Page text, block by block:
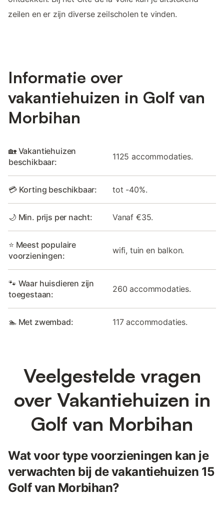
zeilen en er zijn diverse zeilscholen te vinden.
Informatie over
vakantiehuizen in Golf van
Morbihan
🏡 Vakantiehuizen
beschikbaar:
1125 accommodaties.
💳 Korting beschikbaar: tot -40%.
🌙 Min. prijs per nacht: Vanaf €35.
⭐ Meest populaire
voorzieningen:
wifi, tuin en balkon.
🐾 Waar huisdieren zijn
toegestaan:
260 accommodaties.
🏊 Met zwembad: 117 accommodaties.
Veelgestelde vragen
over Vakantiehuizen in
Golf van Morbihan
Wat voor type voorzieningen kan je
verwachten bij de vakantiehuizen 15
Golf van Morbihan?